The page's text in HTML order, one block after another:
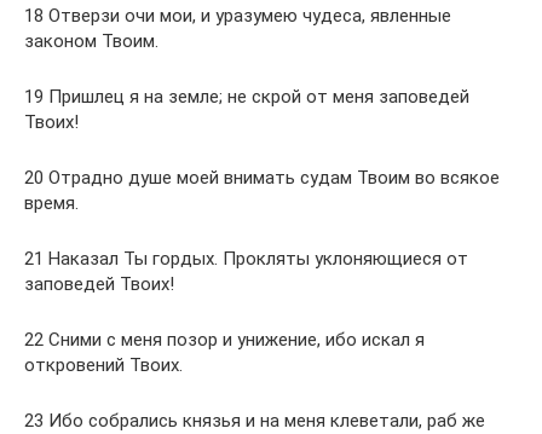
18 Отверзи очи мои, и уразумею чудеса, явленные
законом Твоим.
19 Пришлец я на земле; не скрой от меня заповедей
Твоих!
20 Отрадно душе моей внимать судам Твоим во всякое
время.
21 Наказал Ты гордых. Прокляты уклоняющиеся от
заповедей Твоих!
22 Сними с меня позор и унижение, ибо искал я
откровений Твоих.
23 Ибо собрались князья и на меня клеветали, раб же